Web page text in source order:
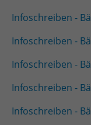
Infoschreiben -
Infoschreiben -
Infoschreiben -
Infoschreiben -
Infoschreiben -